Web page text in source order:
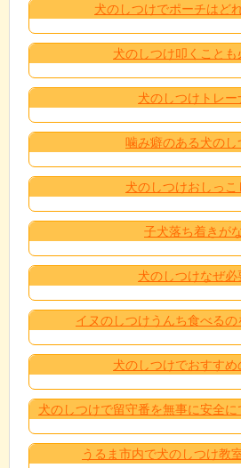
犬のしつけでポーチはど
犬のしつけ叩くことも
犬のしつけトレー
噛み癖のある犬のし
犬のしつけおしっこ
子犬落ち着きが
犬のしつけなぜ必
イヌのしつけうんち食べる
犬のしつけでおすすめ
犬のしつけで留守番を無事に安全
うるま市内で犬のしつけ教